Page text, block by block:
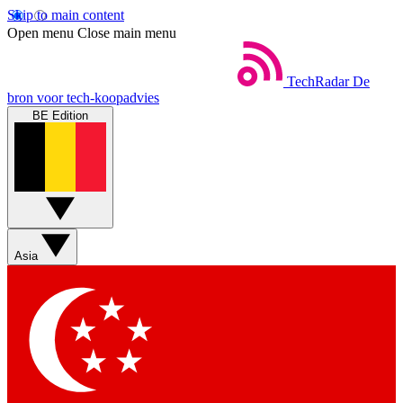
Skip to main content
Open menu Close main menu
TechRadar De
bron voor tech-koopadvies
BE Edition
Asia